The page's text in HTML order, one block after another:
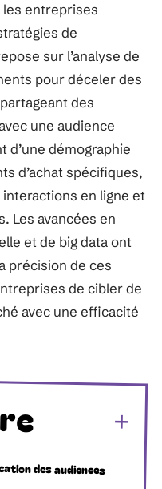
entreprises
de
sur l’analyse de
pour déceler des
des
une audience
d’une démographie
d’achat spécifiques,
en ligne et
Les avancées en
et de big data ont
précision de ces
de cibler de
avec une efficacité
des audiences